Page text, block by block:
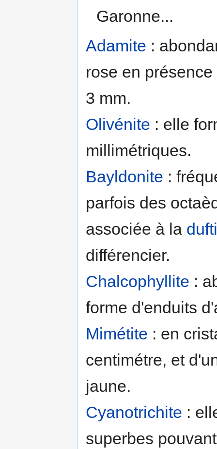
Garonne...
Adamite :
rose en
3 mm.
Olivénite : elle
millimétriques.
Bayldonite :
parfois des
associée à la
différencier.
Chalcophyllite :
forme d'enduits
Mimétite : en
centimétre, et
jaune.
Cyanotrichite :
superbes